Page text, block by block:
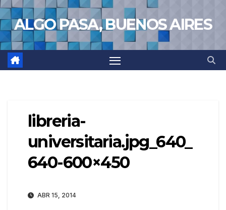
Saltar
al
contenido
ALGO PASA, BUENOS AIRES
libreria-
universitaria.jpg_640_
640-600×450
ABR 15, 2014